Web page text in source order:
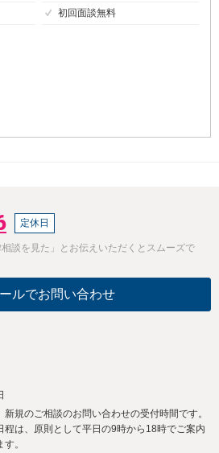
初回面談無料
定休日
談を見た」とお伝えいただくとスムーズで
ルでお問い合わせ
規のご相談のお問い合わせの受付時間です。
程は、原則として平日の9時から18時でご案内
。